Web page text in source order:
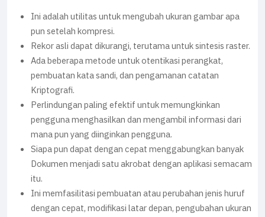
Ini adalah utilitas untuk mengubah ukuran gambar apa
pun setelah kompresi.
Rekor asli dapat dikurangi, terutama untuk sintesis raster.
Ada beberapa metode untuk otentikasi perangkat,
pembuatan kata sandi, dan pengamanan catatan
Kriptografi.
Perlindungan paling efektif untuk memungkinkan
pengguna menghasilkan dan mengambil informasi dari
mana pun yang diinginkan pengguna.
Siapa pun dapat dengan cepat menggabungkan banyak
Dokumen menjadi satu akrobat dengan aplikasi semacam
itu.
Ini memfasilitasi pembuatan atau perubahan jenis huruf
dengan cepat, modifikasi latar depan, pengubahan ukuran